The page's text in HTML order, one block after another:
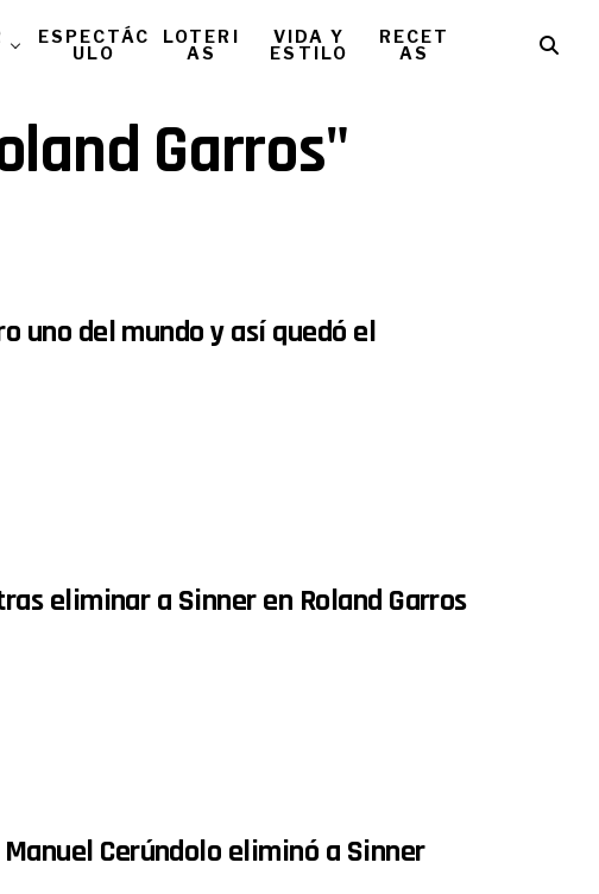
ESPECTÁC
ULO
LOTERI
AS
VIDA Y
ESTILO
RECET
AS
Garros"
uno del mundo y así quedó el
eliminar a Sinner en Roland Garros
Cerúndolo eliminó a Sinner